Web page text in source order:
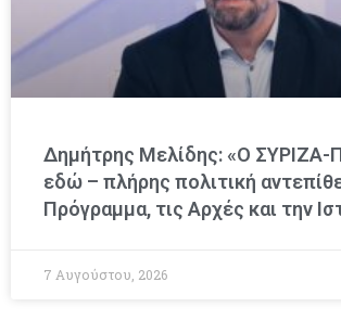
Δημήτρης Μελίδης: «Ο ΣΥΡΙΖΑ-
εδώ – πλήρης πολιτική
Πρόγραμμα, τις Αρχές και την
7 Αυγούστου, 2026